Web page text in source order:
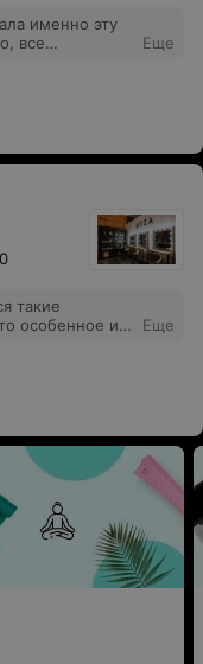
именно эту
все
Тысячу
-
Еще
такие
особенное и
всем
и буду
Еще